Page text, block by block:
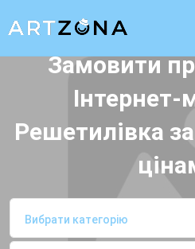
Замовити
Інтернет-
Решетилівка
Вибрати категорію